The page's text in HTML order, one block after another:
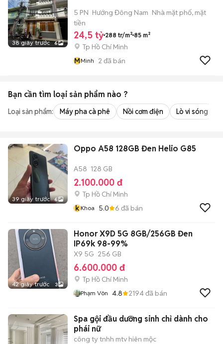
38 giây trước 6
5 PN Hướng Đông Nam Nhà mặt phố, mặt
tiền
24,5 tỷ 288 tr/m² 85 m²
Tp Hồ Chí Minh
MMinh 2 đã bán
Bạn cần tìm loại sản phẩm nào ?
Loại sản phẩm: Máy pha cà phê Nồi cơm điện Lò vi sóng
39 giây trước 6
Oppo A58 128GB Đen Helio G85
A58 128 GB
2.100.000 đ
Tp Hồ Chí Minh
k Khoa 5.0 6 đã bán
42 giây trước 3
Honor X9D 5G 8GB/256GB Đen
IP69k 98-99%
X9 5G 256 GB
6.600.000 đ
Tp Hồ Chí Minh
Phạm Vôn 4.8 2194đã bán
Spa gội đầu dưỡng sinh chỉ dành cho
phái nữ
công ty tnhh mtv hiên mộc